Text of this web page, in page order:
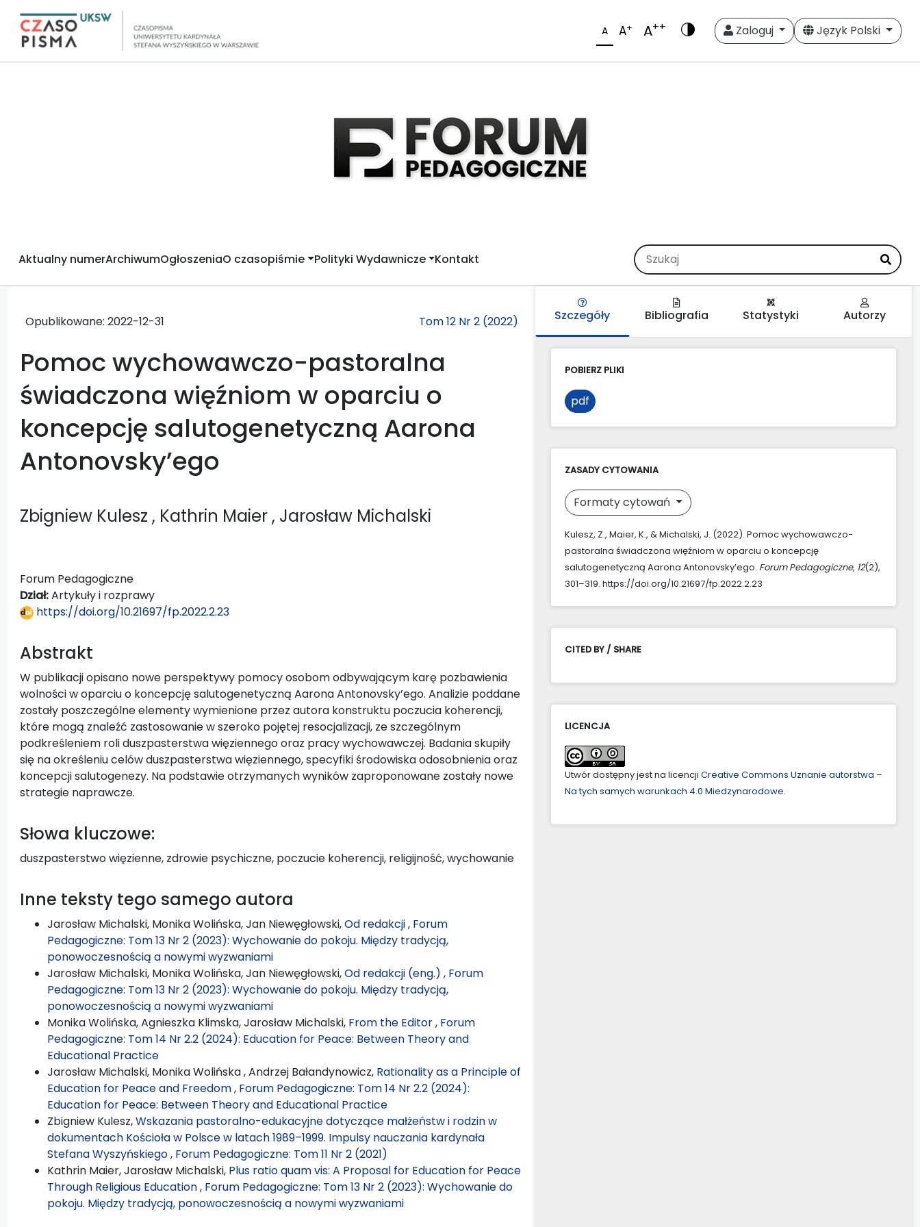
A A+ A++ Zaloguj Język Polski
Aktualny numerArchiwumOgłoszeniaO czasopiśmie Polityki Wydawnicze Kontakt
Opublikowane: 2022-12-31 Tom 12 Nr 2 (2022)
Pomoc wychowawczo-pastoralna
świadczona więźniom w oparciu o
koncepcję salutogenetyczną Aarona
Antonovsky’ego
Zbigniew Kulesz , Kathrin Maier, Jarosław Michalski
Forum Pedagogiczne
Dział:Artykuły i rozprawy
https://doi.org/10.21697/fp.2022.2.23
Abstrakt
W publikacji opisano nowe perspektywy pomocy osobom odbywającym karę pozbawienia
wolności w oparciu o koncepcję salutogenetyczną Aarona Antonovsky’ego. Analizie poddane
zostały poszczególne elementy wymienione przez autora konstruktu poczucia koherencji,
które mogą znaleźć zastosowanie w szeroko pojętej resocjalizacji, ze szczególnym
podkreśleniem roli duszpasterstwa więziennego oraz pracy wychowawczej. Badania skupiły
się na określeniu celów duszpasterstwa więziennego, specyfiki środowiska odosobnienia oraz
koncepcji salutogenezy. Na podstawie otrzymanych wyników zaproponowane zostały nowe
strategie naprawcze.
Słowa kluczowe:
duszpasterstwo więzienne, zdrowie psychiczne, poczucie koherencji, religijność, wychowanie
Inne teksty tego samego autora
Jarosław Michalski, Monika Wolińska, Jan Niewęgłowski,Od redakcji, Forum
Pedagogiczne: Tom 13 Nr 2 (2023): Wychowanie do pokoju. Między tradycją,
ponowoczesnością a nowymi wyzwaniami
Jarosław Michalski, Monika Wolińska, Jan Niewęgłowski,Od redakcji (eng.) , Forum
Pedagogiczne: Tom 13 Nr 2 (2023): Wychowanie do pokoju. Między tradycją,
ponowoczesnością a nowymi wyzwaniami
Monika Wolińska, Agnieszka Klimska, Jarosław Michalski, From the Editor, Forum
Pedagogiczne: Tom 14 Nr 2.2 (2024): Education for Peace: Between Theory and
Educational Practice
Jarosław Michalski, Monika Wolińska , Andrzej Bałandynowicz, Rationality as a Principle of
Education for Peace and Freedom, Forum Pedagogiczne: Tom 14 Nr 2.2 (2024):
Education for Peace: Between Theory and Educational Practice
Zbigniew Kulesz,Wskazania pastoralno-edukacyjne dotyczące małżeństw i rodzin w
dokumentach Kościoła w Polsce w latach 1989–1999. Impulsy nauczania kardynała
Stefana Wyszyńskiego, Forum Pedagogiczne: Tom 11 Nr 2 (2021)
Kathrin Maier, Jarosław Michalski, Plus ratio quam vis: A Proposal for Education for Peace
Through Religious Education, Forum Pedagogiczne: Tom 13 Nr 2 (2023): Wychowanie do
pokoju. Między tradycją, ponowoczesnością a nowymi wyzwaniami
Szczegóły Bibliografia Statystyki Autorzy
POBIERZ PLIKI
pdf
ZASADY CYTOWANIA
Formaty cytowań
Kulesz, Z., Maier, K., & Michalski, J. (2022). Pomoc wychowawczo-
pastoralna świadczona więźniom w oparciu o koncepcję
salutogenetyczną Aarona Antonovsky’ego. Forum Pedagogiczne, 12(2),
301–319. https://doi.org/10.21697/fp.2022.2.23
CITED BY / SHARE
LICENCJA
Utwór dostępny jest na licencji Creative Commons Uznanie autorstwa –
Na tych samych warunkach 4.0 Miedzynarodowe.